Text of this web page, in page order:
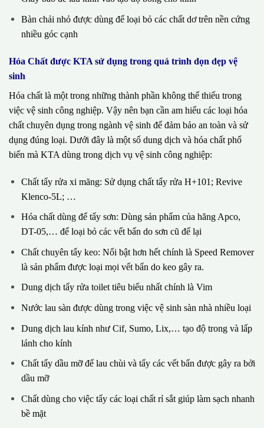
Bàn chải nhỏ được dùng để loại bỏ các chất dơ trên nền cứng
nhiều góc cạnh
Hóa Chất được KTA sử dụng trong quá trình dọn dẹp vệ
sinh
Hóa chất là một trong những thành phần không thể thiếu trong
việc vệ sinh công nghiệp. Vậy nên bạn cần am hiểu các loại hóa
chất chuyên dụng trong ngành vệ sinh để đảm bảo an toàn và sử
dụng đúng loại. Dưới đây là một số dung dịch và hóa chất phổ
biến mà KTA dùng trong dịch vụ vệ sinh công nghiệp:
Chất tẩy rửa xi măng: Sử dụng chất tẩy rửa H+101; Revive
Klenco-5L; …
Hóa chất dùng để tẩy sơn: Dùng sản phẩm của hãng Apco,
DT-05,… để loại bỏ các vết bẩn do sơn cũ để lại
Chất chuyên tẩy keo: Nổi bật hơn hết chính là Speed Remover
là sản phẩm được loại mọi vết bẩn do keo gây ra.
Dung dịch tẩy rửa toilet tiêu biểu nhất chính là Vim
Nước lau sàn được dùng trong việc vệ sinh sàn nhà nhiều loại
Dung dịch lau kính như Cif, Sumo, Lix,… tạo độ trong và lấp
lánh cho kính
Chất tẩy dầu mỡ để lau chùi và tẩy các vết bẩn được gây ra bởi
dầu mỡ
Chất dùng cho việc tẩy các loại chất rỉ sắt giúp làm sạch nhanh
bề mặt